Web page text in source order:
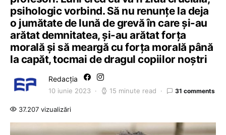
psihologic vorbind. Să nu renunțe la deja
o jumătate de lună de grevă în care și-au
arătat demnitatea, și-au arătat forța
morală și să meargă cu forța morală până
la capăt, tocmai de dragul copiilor noștri
Redacția
10 iunie 2023 15 minute read 31 comments
37.207 vizualizări